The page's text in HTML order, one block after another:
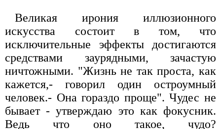
Великая ирония иллюзионного
искусства состоит в том, что
исключительные эффекты достигаются
средствами заурядными, зачастую
ничтожными. "Жизнь не так проста, как
кажется,- говорил один остроумный
человек.- Она гораздо проще". Чудес не
бывает - утверждаю это как фокусник.
Ведь что оно такое, чудо?